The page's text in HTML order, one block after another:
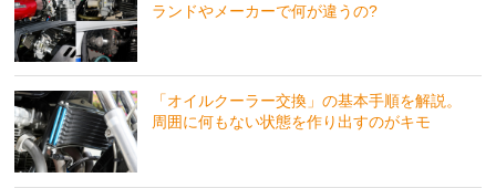
ランドやメーカーで何が違うの?
「オイルクーラー交換」の基本手順を解説。
周囲に何もない状態を作り出すのがキモ